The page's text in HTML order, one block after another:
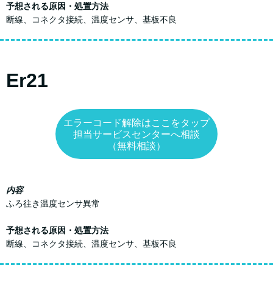
予想される原因・処置方法
断線、コネクタ接続、温度センサ、基板不良
Er21
エラーコード解除はここをタップ
担当サービスセンターへ相談
（無料相談）
内容
ふろ往き温度センサ異常
予想される原因・処置方法
断線、コネクタ接続、温度センサ、基板不良